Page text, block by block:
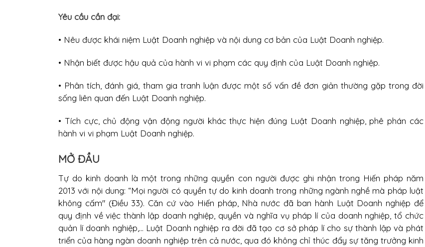
Yêu cầu cần đại:
• Nêu được khái niệm Luật Doanh nghiệp và nội dung cơ bản của Luật Doanh nghiệp.
• Nhận biết được hậu quả của hành vi vi phạm các quy định của Luật Doanh nghiệp.
• Phân tích, đánh giá, tham gia tranh luận được một số vấn đề đơn giản thường gặp trong đời
sống liên quan đến Luật Doanh nghiệp.
• Tích cực, chủ động vận động người khác thực hiện đúng Luật Doanh nghiệp, phê phán các
hành vi vi phạm Luật Doanh nghiệp.
MỞ ĐẦU
Tự do kinh doanh là một trong những quyền con người được ghi nhận trong Hiến pháp năm
2013 với nội dung: “Mọi người có quyền tự do kinh doanh trong những ngành nghề mà pháp luật
không cấm" (Điều 33). Căn cứ vào Hiến pháp, Nhà nước đã ban hành Luật Doanh nghiệp để
quy định về việc thành lập doanh nghiệp, quyền và nghĩa vụ pháp lí của doanh nghiệp, tổ chức
quản lí doanh nghiệp,... Luật Doanh nghiệp ra đời đã tạo cơ sở pháp lí cho sự thành lập và phát
triển của hàng ngàn doanh nghiệp trên cả nước, qua đó không chỉ thúc đẩy sự tăng trưởng kinh